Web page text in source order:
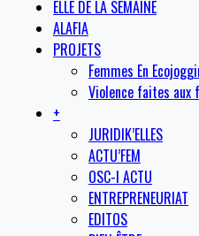
ELLE DE LA SEMAINE
ALAFIA
PROJETS
Femmes En
Violence faites aux
+
JURIDIK’ELLES
ACTU’FEM
OSC-I ACTU
ENTREPRENEURIAT
EDITOS